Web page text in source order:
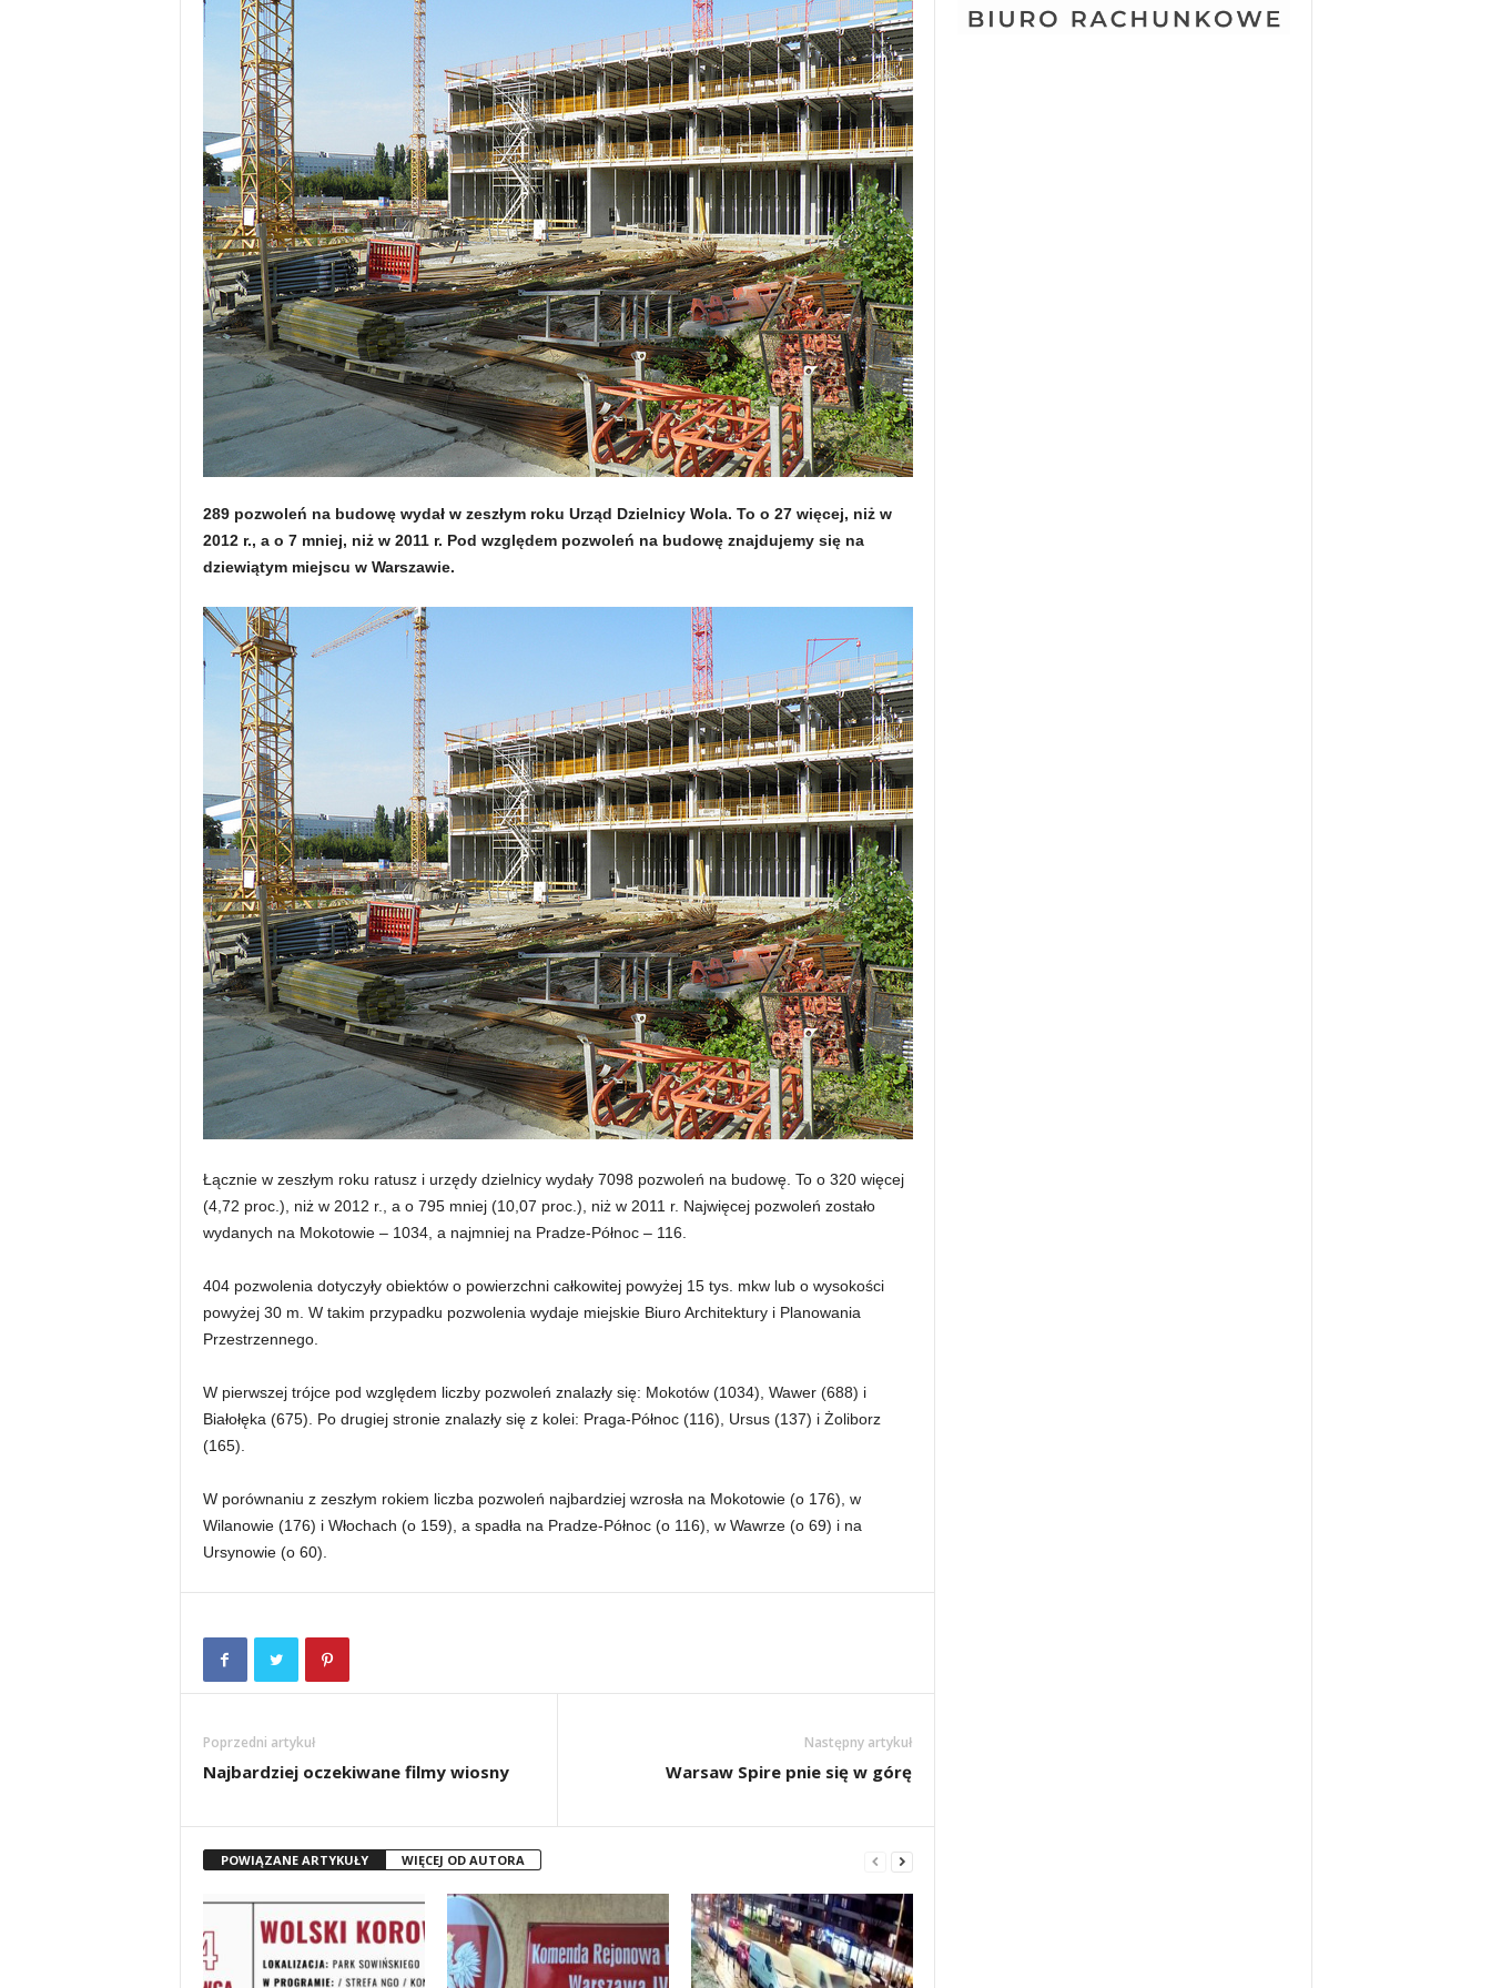
289 pozwoleń na budowę wydał w zeszłym roku Urząd Dzielnicy Wola. To o 27 więcej, niż w
2012 r., a o 7 mniej, niż w 2011 r. Pod względem pozwoleń na budowę znajdujemy się na
dziewiątym miejscu w Warszawie.
Łącznie w zeszłym roku ratusz i urzędy dzielnicy wydały 7098 pozwoleń na budowę. To o 320 więcej
(4,72 proc.), niż w 2012 r., a o 795 mniej (10,07 proc.), niż w 2011 r. Najwięcej pozwoleń zostało
wydanych na Mokotowie – 1034, a najmniej na Pradze-Północ – 116.
404 pozwolenia dotyczyły obiektów o powierzchni całkowitej powyżej 15 tys. mkw lub o wysokości
powyżej 30 m. W takim przypadku pozwolenia wydaje miejskie Biuro Architektury i Planowania
Przestrzennego.
W pierwszej trójce pod względem liczby pozwoleń znalazły się: Mokotów (1034), Wawer (688) i
Białołęka (675). Po drugiej stronie znalazły się z kolei: Praga-Północ (116), Ursus (137) i Żoliborz
(165).
W porównaniu z zeszłym rokiem liczba pozwoleń najbardziej wzrosła na Mokotowie (o 176), w
Wilanowie (176) i Włochach (o 159), a spadła na Pradze-Północ (o 116), w Wawrze (o 69) i na
Ursynowie (o 60).
Poprzedni artykuł
Najbardziej oczekiwane filmy wiosny
Następny artykuł
Warsaw Spire pnie się w górę
POWIĄZANE ARTYKUŁY WIĘCEJ OD AUTORA